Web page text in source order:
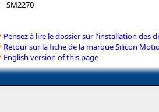
SM2270
Pensez à lire le dossier sur l'installation des
Retour sur la fiche de la marque Silicon
English version of this page